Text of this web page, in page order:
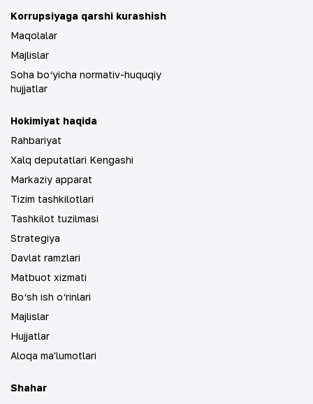
Korrupsiyaga qarshi kurashish
Maqolalar
Majlislar
Soha bo‘yicha normativ-huquqiy
hujjatlar
Hokimiyat haqida
Rahbariyat
Xalq deputatlari Kengashi
Markaziy apparat
Tizim tashkilotlari
Tashkilot tuzilmasi
Strategiya
Davlat ramzlari
Matbuot xizmati
Bo‘sh ish o‘rinlari
Majlislar
Hujjatlar
Aloqa ma'lumotlari
Shahar